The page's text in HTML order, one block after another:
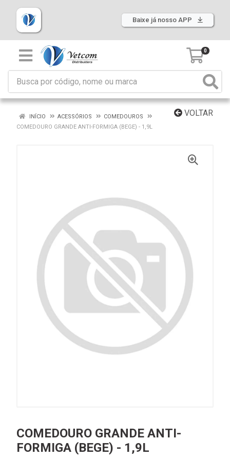
Baixe já nosso APP
0
VOLTAR
INÍCIO ACESSÓRIOS
COMEDOUROS
COMEDOURO GRANDE ANTI-FORMIGA (BEGE) - 1,9L
COMEDOURO GRANDE ANTI-
FORMIGA (BEGE) - 1,9L